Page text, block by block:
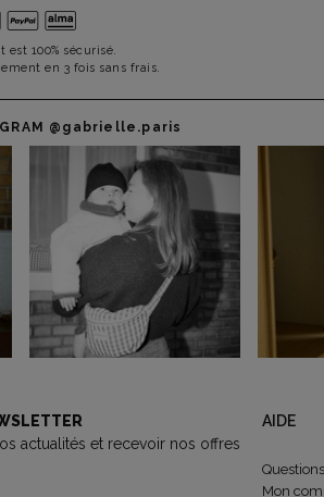
est 100% sécurisé.
en 3 fois sans frais.
@gabrielle.paris
actualités et recevoir nos offres
AIDE
Mon